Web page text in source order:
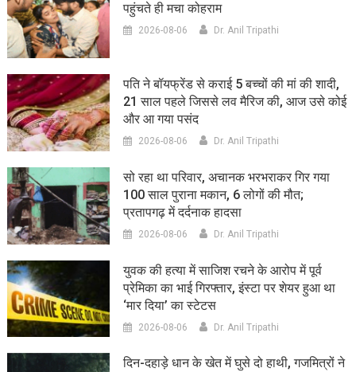
पहुंचते ही मचा कोहराम
2026-08-06 Dr. Anil Tripathi
पति ने बॉयफ्रेंड से कराई 5 बच्चों की मां की शादी,
21 साल पहले जिससे लव मैरिज की, आज उसे कोई
और आ गया पसंद
2026-08-06 Dr. Anil Tripathi
सो रहा था परिवार, अचानक भरभराकर गिर गया
100 साल पुराना मकान, 6 लोगों की मौत;
प्रतापगढ़ में दर्दनाक हादसा
2026-08-06 Dr. Anil Tripathi
युवक की हत्या में साजिश रचने के आरोप में पूर्व
प्रेमिका का भाई गिरफ्तार, इंस्टा पर शेयर हुआ था
‘मार दिया’ का स्टेटस
2026-08-06 Dr. Anil Tripathi
दिन-दहाड़े धान के खेत में घुसे दो हाथी, गजमित्रों ने